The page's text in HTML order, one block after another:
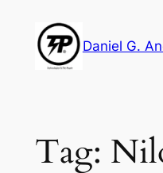
content
Daniel G.
Tag: